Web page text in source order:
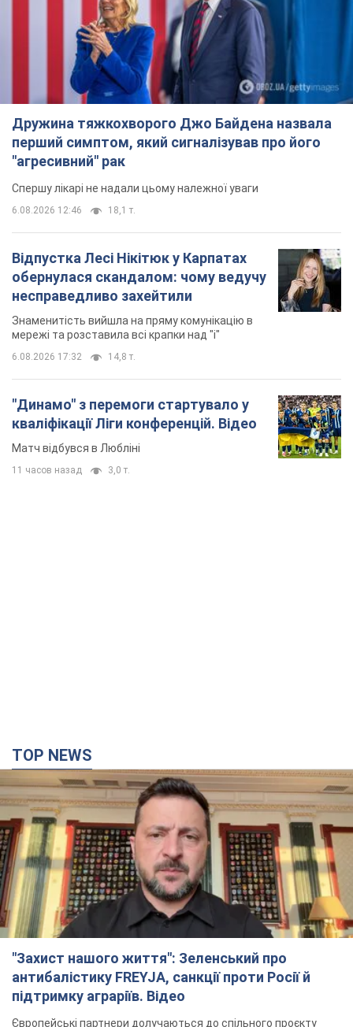
Дружина тяжкохворого Джо Байдена назвала
перший симптом, який сигналізував про його
"агресивний" рак
Спершу лікарі не надали цьому належної уваги
6.08.2026 12:46 18,1 т.
Відпустка Лесі Нікітюк у Карпатах
обернулася скандалом: чому ведучу
несправедливо захейтили
Знаменитість вийшла на пряму комунікацію в
мережі та розставила всі крапки над "і"
6.08.2026 17:32 14,8 т.
"Динамо" з перемоги стартувало у
кваліфікації Ліги конференцій. Відео
Матч відбувся в Любліні
11 часов назад 3,0 т.
TOP NEWS
"Захист нашого життя": Зеленський про
антибалістику FREYJA, санкції проти Росії й
підтримку аграріїв. Відео
Європейські партнери долучаються до спільного проєкту